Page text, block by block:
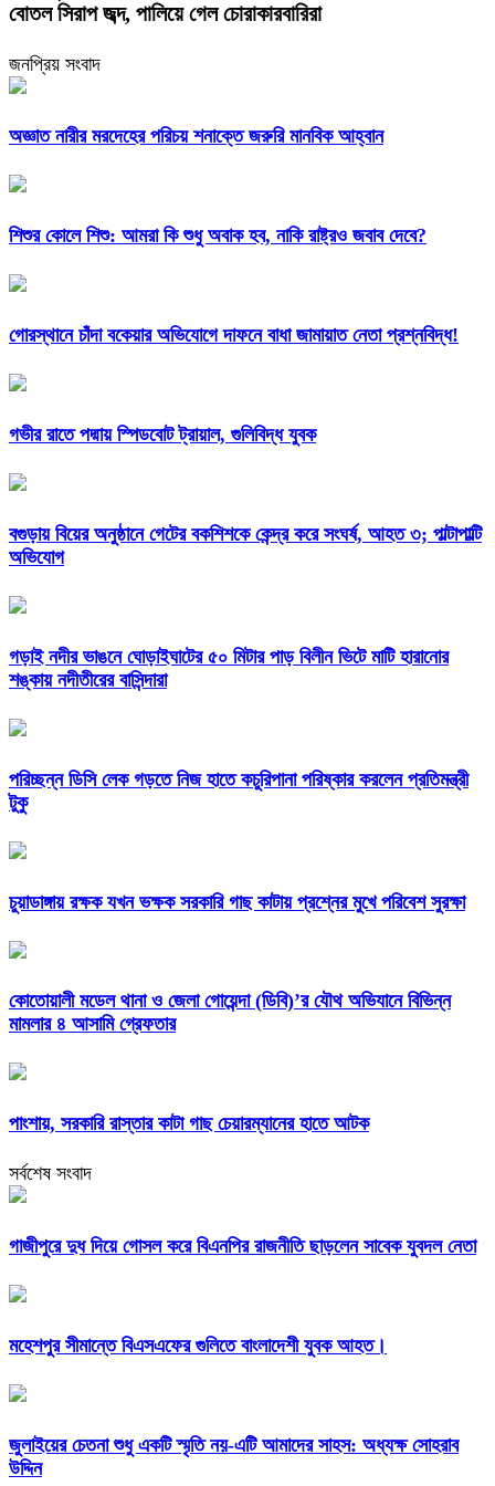
বোতল সিরাপ জব্দ, পালিয়ে গেল চোরাকারবারিরা
জনপ্রিয় সংবাদ
অজ্ঞাত নারীর মরদেহের পরিচয় শনাক্তে জরুরি মানবিক আহ্বান
শিশুর কোলে শিশু: আমরা কি শুধু অবাক হব, নাকি রাষ্ট্রও জবাব দেবে?
গোরস্থানে চাঁদা বকেয়ার অভিযোগে দাফনে বাধা জামায়াত নেতা প্রশ্নবিদ্ধ!
গভীর রাতে পদ্মায় স্পিডবোট ট্রায়াল, গুলিবিদ্ধ যুবক
বগুড়ায় বিয়ের অনুষ্ঠানে গেটের বকশিশকে কেন্দ্র করে সংঘর্ষ, আহত ৩; পাল্টাপাল্টি
অভিযোগ
গড়াই নদীর ভাঙনে ঘোড়াইঘাটের ৫০ মিটার পাড় বিলীন ভিটে মাটি হারানোর
শঙ্কায় নদীতীরের বাসিন্দারা
পরিচ্ছন্ন ডিসি লেক গড়তে নিজ হাতে কচুরিপানা পরিষ্কার করলেন প্রতিমন্ত্রী
টুকু
চুয়াডাঙ্গায় রক্ষক যখন ভক্ষক সরকারি গাছ কাটায় প্রশ্নের মুখে পরিবেশ সুরক্ষা
কোতোয়ালী মডেল থানা ও জেলা গোয়েন্দা (ডিবি)’র যৌথ অভিযানে বিভিন্ন
মামলার ৪ আসামি গ্রেফতার
পাংশায়, সরকারি রাস্তার কাটা গাছ চেয়ারম্যানের হাতে আটক
সর্বশেষ সংবাদ
গাজীপুরে দুধ দিয়ে গোসল করে বিএনপির রাজনীতি ছাড়লেন সাবেক যুবদল নেতা
মহেশপুর সীমান্তে বিএসএফের গুলিতে বাংলাদেশী যুবক আহত।
জুলাইয়ের চেতনা শুধু একটি স্মৃতি নয়-এটি আমাদের সাহস: অধ্যক্ষ সোহরাব
উদ্দিন